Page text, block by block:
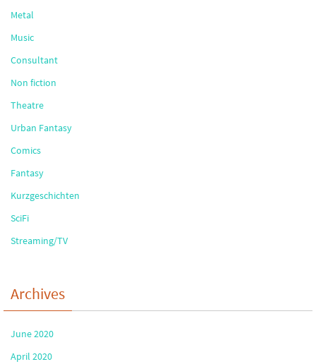
Metal
Music
Consultant
Non fiction
Theatre
Urban Fantasy
Comics
Fantasy
Kurzgeschichten
SciFi
Streaming/TV
Archives
June 2020
April 2020